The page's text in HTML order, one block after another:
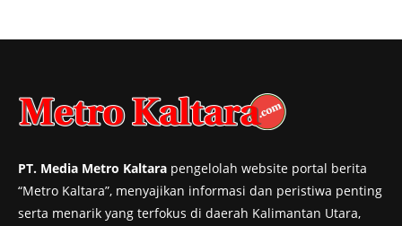
PT. Media Metro Kaltara pengelolah website portal berita
“Metro Kaltara”, menyajikan informasi dan peristiwa penting
serta menarik yang terfokus di daerah Kalimantan Utara,